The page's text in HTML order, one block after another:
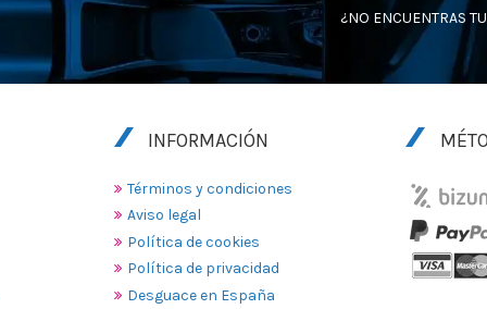
¿NO ENCUENTRAS
INFORMACIÓN
Términos y condiciones
Aviso legal
Política de cookies
Política de privacidad
Desguace en España